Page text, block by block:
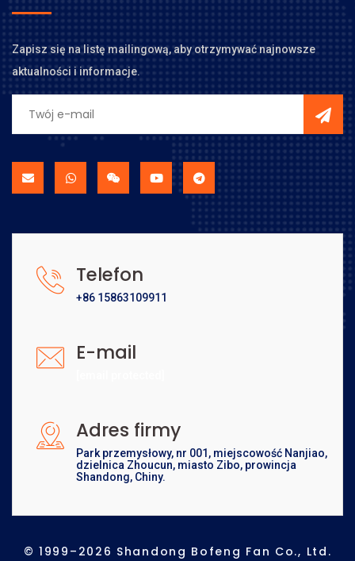
Zapisz się na listę mailingową, aby otrzymywać najnowsze
aktualności i informacje.
Telefon
+86 15863109911
E-mail
Adres firmy
Park przemysłowy, nr 001, miejscowość Nanjiao,
dzielnica Zhoucun, miasto Zibo, prowincja
Shandong, Chiny.
© 1999–2026 Shandong Bofeng Fan Co., Ltd.